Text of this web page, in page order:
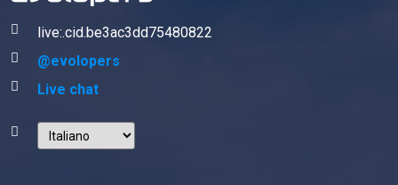
live:.cid.be3ac3dd75480822
@evolopers
Live chat